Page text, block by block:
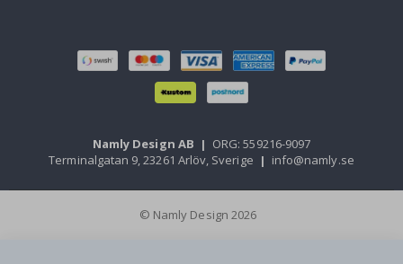
Namly Design AB | ORG: 559216-9097
Terminalgatan 9, 23261 Arlöv, Sverige | info@namly.se
© Namly Design 2026